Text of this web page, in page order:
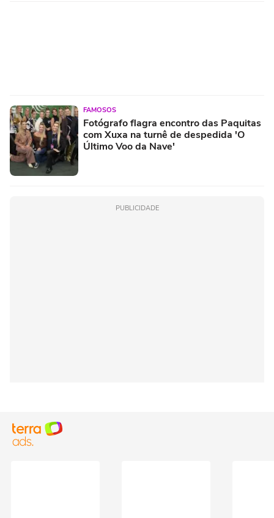
FAMOSOS
Fotógrafo flagra encontro das Paquitas
com Xuxa na turnê de despedida 'O
Último Voo da Nave'
PUBLICIDADE